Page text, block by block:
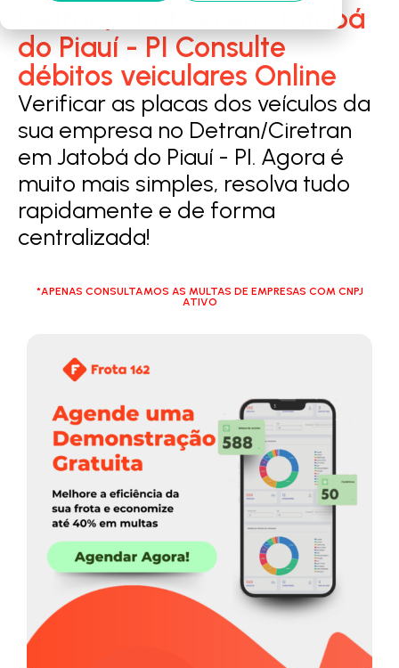
Detran/Ciretran em Jatobá
do Piauí - PI Consulte
débitos veiculares Online
Verificar as placas dos veículos da
sua empresa no Detran/Ciretran
em Jatobá do Piauí - PI. Agora é
muito mais simples, resolva tudo
rapidamente e de forma
centralizada!
*APENAS CONSULTAMOS AS MULTAS DE EMPRESAS COM CNPJ
ATIVO